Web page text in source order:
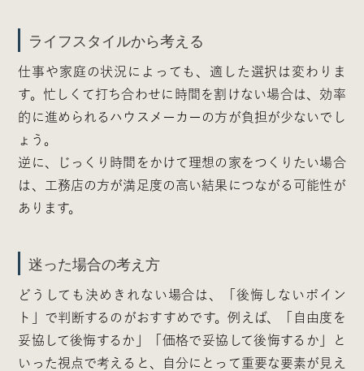
ライフスタイルから考える
仕事や家庭の状況によっても、適した選択は変わりま
す。忙しくて打ち合わせに時間を割けない場合は、効率
的に進められるハウスメーカーの方が負担が少ないでし
ょう。
逆に、じっくり時間をかけて理想の家をつくりたい場合
は、工務店の方が満足度の高い結果につながる可能性が
あります。
迷った場合の考え方
どうしても決めきれない場合は、「後悔しないポイン
ト」で判断するのがおすすめです。例えば、「自由度を
妥協して後悔するか」「価格で妥協して後悔するか」と
いった視点で考えると、自分にとって重要な要素が見え